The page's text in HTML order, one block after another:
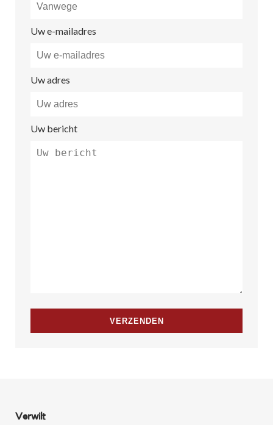
Uw e-mailadres
Uw adres
Uw bericht
Verwilt